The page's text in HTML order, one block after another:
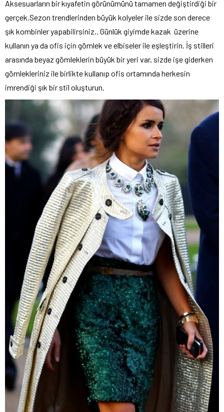
Aksesuarların bir kıyafetin görünümünü tamamen değiştirdiği bir
gerçek.Sezon trendlerinden büyük kolyeler ile sizde son derece
şık kombinler yapabilirsiniz.. Günlük giyimde kazak üzerine
kullanın ya da ofis için gömlek ve elbiseler ile eşleştirin. İş stilleri
arasında beyaz gömleklerin büyük bir yeri var, sizde işe giderken
gömlekleriniz ile birlikte kullanıp ofis ortamında herkesin
imrendiği şık bir stil oluşturun.